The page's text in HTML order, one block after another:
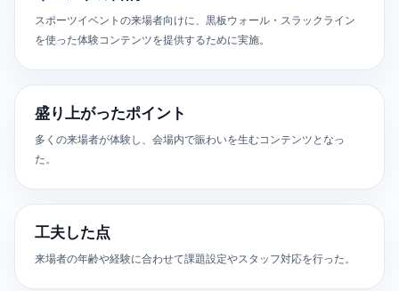
スポーツイベントの来場者向けに、黒板ウォール・スラックライン
を使った体験コンテンツを提供するために実施。
盛り上がったポイント
多くの来場者が体験し、会場内で賑わいを生むコンテンツとなっ
た。
工夫した点
来場者の年齢や経験に合わせて課題設定やスタッフ対応を行った。